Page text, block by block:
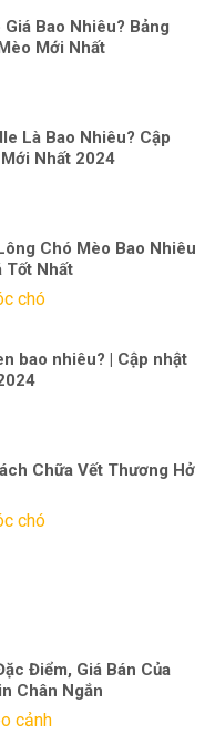
Bao Nhiêu? Bảng
Mới Nhất
Là Bao Nhiêu? Cập
Nhất 2024
Chó Mèo Bao Nhiêu
Tốt Nhất
chó
bao nhiêu? | Cập nhật
Chữa Vết Thương Hở
chó
Điểm, Giá Bán Của
Chân Ngắn
cảnh